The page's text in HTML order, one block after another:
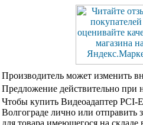
Производитель может изменить
Предложение действительно при
Чтобы купить Видеоадаптер
Волгограде лично или
для товара имеющегося на